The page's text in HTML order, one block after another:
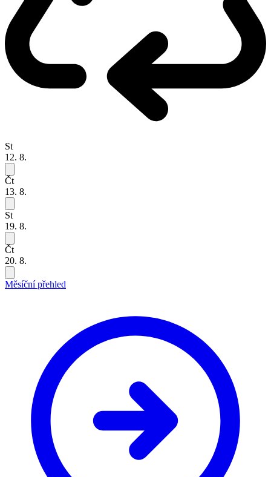
St
12. 8.
Čt
13. 8.
St
19. 8.
Čt
20. 8.
Měsíční přehled